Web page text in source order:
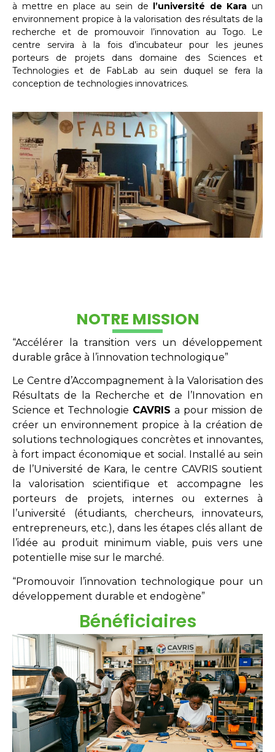
à mettre en place au sein de
l’université de Kara un
environnement propice à la valorisation des résultats de la
recherche et de promouvoir l’innovation au Togo. Le
centre servira à la fois d’incubateur pour les jeunes
porteurs de projets dans domaine des Sciences et
Technologies et de FabLab au sein duquel se fera la
conception de technologies innovatrices.
NOTRE MISSION
“Accélérer la transition vers un développement
durable grâce à l’innovation technologique”
Le Centre d’Accompagnement à la Valorisation des
Résultats de la Recherche et de l’Innovation en
Science et Technologie CAVRIS a pour mission de
créer un environnement propice à la création de
solutions technologiques concrètes et innovantes,
à fort impact économique et social. Installé au sein
de l’Université de Kara, le centre CAVRIS soutient
la valorisation scientifique et accompagne les
porteurs de projets, internes ou externes à
l’université (étudiants, chercheurs, innovateurs,
entrepreneurs, etc.), dans les étapes clés allant de
l’idée au produit minimum viable, puis vers une
potentielle mise sur le marché.
“Promouvoir l’innovation technologique pour un
développement durable et endogène”
Bénéficiaires
Étudiants Néo-diplômés Doctorants
Chercheurs
Innovateurs
Entreprises acteurs sociaux.